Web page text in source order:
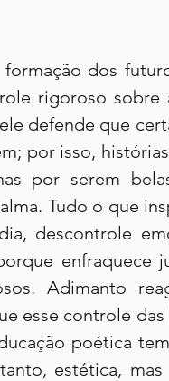
dos
rigoroso sobre
defende que
por isso,
por serem
Tudo o que
descontrole
enfraquece
Adimanto
esse controle
poética
estética,